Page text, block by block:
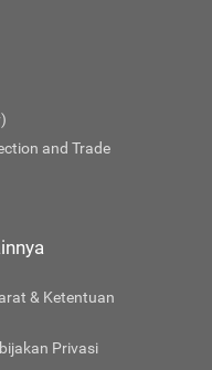
and Trade
& Ketentuan
Privasi